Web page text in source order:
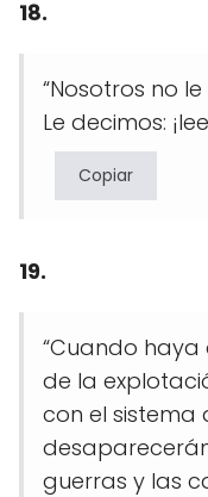
18.
“Nosotros no
Le decimos:
Copiar
19.
“Cuando
de la
con el sistema
guerras y las